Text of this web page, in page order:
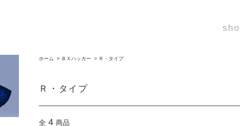
ホーム > ＢＸハッカー > Ｒ・タイプ
Ｒ・タイプ
全 4 商品